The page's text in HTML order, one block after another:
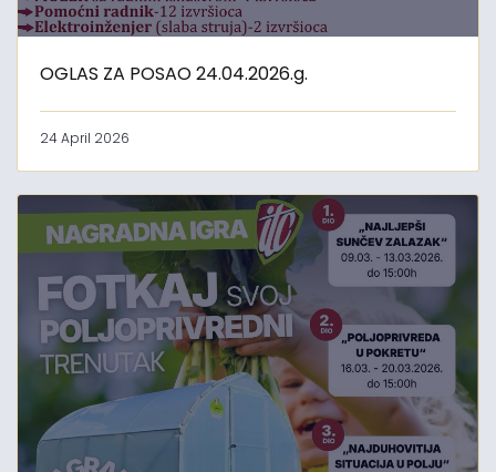
OGLAS ZA POSAO 24.04.2026.g.
24 April 2026